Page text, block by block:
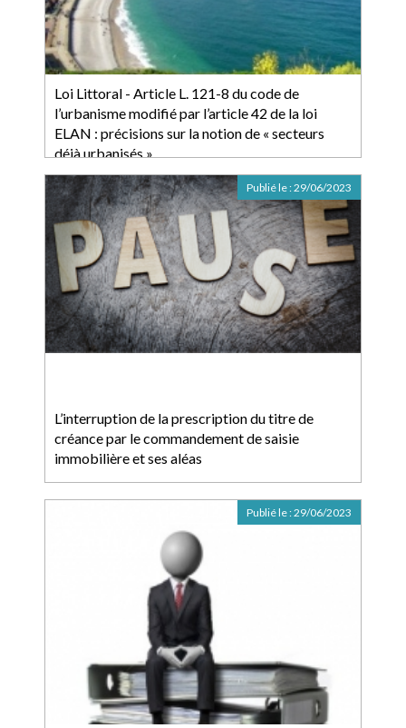
Loi Littoral - Article L. 121-8 du code de
l’urbanisme modifié par l’article 42 de la loi
ELAN : précisions sur la notion de « secteurs
déjà urbanisés »
L’interruption de la prescription du titre de
créance par le commandement de saisie
immobilière et ses aléas
Publié le :29/06/2023
Publié le :29/06/2023